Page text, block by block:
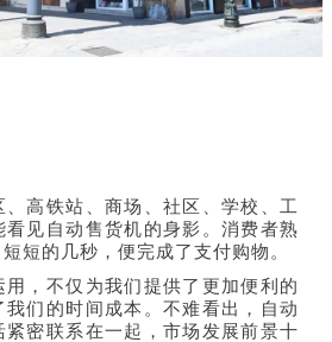
、高铁站、商场、社区、学校、工
看见自动售货机的身影。消费者熟
短的几秒，便完成了支付购物。
用，不仅为我们提供了更加便利的
我们的时间成本。不难看出，自动
密联系在一起，市场发展前景十